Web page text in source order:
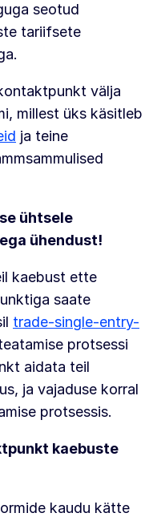
seotud
tariifsete
välja
millest üks käsitleb
ja teine
ühtsele
ühendust!
kaebust ette
saate
trade-single-entry-
protsessi
aidata teil
ja vajaduse korral
protsessis.
kaebuste
kaudu kätte